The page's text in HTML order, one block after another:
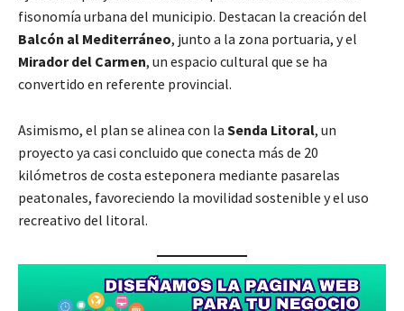
fisonomía urbana del municipio. Destacan la creación del
Balcón al Mediterráneo, junto a la zona portuaria, y el
Mirador del Carmen, un espacio cultural que se ha
convertido en referente provincial.
Asimismo, el plan se alinea con la Senda Litoral, un
proyecto ya casi concluido que conecta más de 20
kilómetros de costa esteponera mediante pasarelas
peatonales, favoreciendo la movilidad sostenible y el uso
recreativo del litoral.